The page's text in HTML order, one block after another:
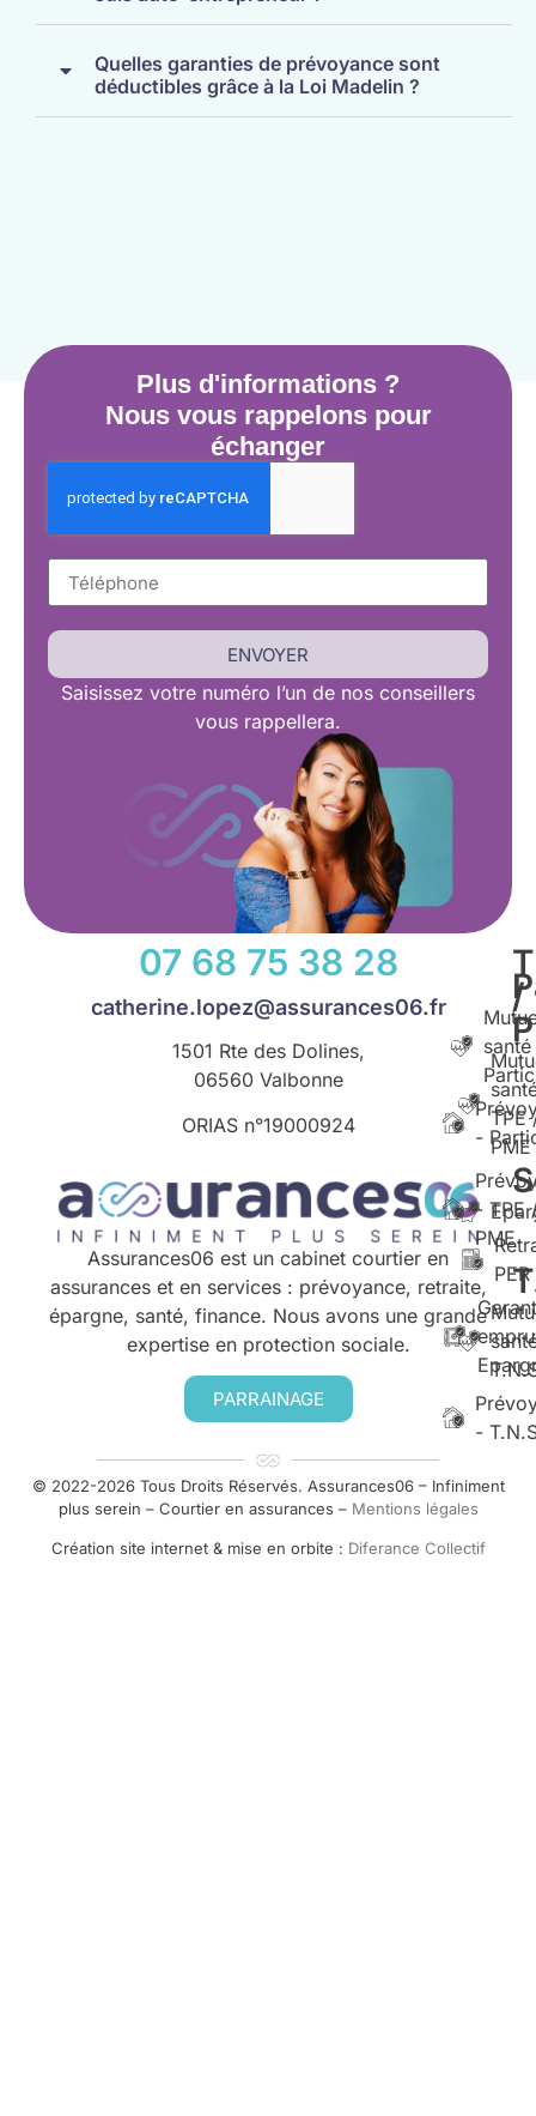
Quelles garanties de prévoyance sont
déductibles grâce à la Loi Madelin ?
Plus d'informations ?
Nous vous rappelons pour
échanger
ENVOYER
Saisissez votre numéro l’un de nos conseillers
vous rappellera.
07 68 75 38 28
catherine.lopez@assurances06.fr
1501 Rte des Dolines,
06560 Valbonne
ORIAS n°19000924
Assurances06 est un cabinet courtier en
assurances et en services : prévoyance, retraite,
épargne, santé, finance. Nous avons une grande
expertise en protection sociale.
PARRAINAGE
/
TPE
PME
- TPE
PME
-
-
PER
© 2022-2026 Tous Droits Réservés. Assurances06 – Infiniment
plus serein – Courtier en assurances – Mentions légales
Création site internet & mise en orbite : Diferance Collectif